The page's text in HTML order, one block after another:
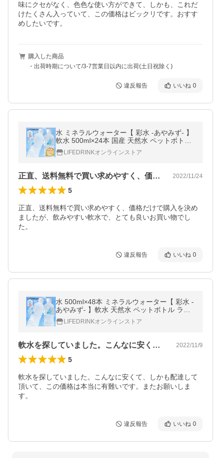
味にクセがなく、色色な使い方ができて、しかも、これだ
けたくさん入っていて、この価格はビックリです。おすす
めしたいです。
購入した商品
・出荷時期について/3-7営業日以内に出荷(土日祝除く)
違反報告 いいね 0
水 ミネラルウォーター【 彩水 -あやみず- 】
軟水 500ml×24本 国産 天然水 ペットボトル
ポイント消化 ライフドリンク ラベルレス 爆
買 LIFEDRINKオンラインストア
正直、送料無料で買い求めやすく、価格だ… 2022/11/24
5
正直、送料無料で買い求めやすく、価格だけで購入を決め
ましたが、飲みやすい軟水で、とても良いお買い物でし
た。
違反報告 いいね 0
水 500ml×48本 ミネラルウォーター【 彩水 -
あやみず- 】軟水 天然水 ペットボトル ラベ
ルレス LIFEDRINK お水 最短翌日お届け ポ
イント消化 みず 国産 爆買
LIFEDRINKオンラインストア
軟水を探していました。こんなに安くて、… 2022/11/9
5
軟水を探していました。こんなに安くて、しかも配達して
頂いて、この価格は本当に有難いです。またお願いしま
す。
違反報告 いいね 0